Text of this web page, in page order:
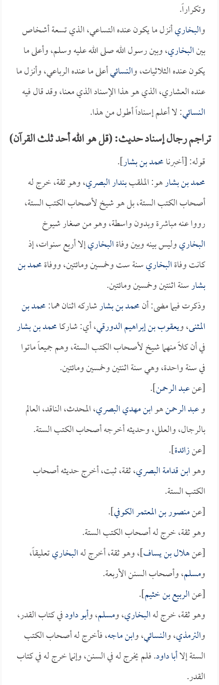
وتكراراً.
والبخاريأنزل ما يكون عنده التساعي، الذي تسعة أشخاص
بينالبخاري، وبين رسول الله صلى الله عليه وسلم، وأعلى ما
يكون عنده الثلاثيات، والنسائيأعلى ما عنده الرباعي، وأنزل ما
عنده العشاري، الذي هو هذا الإسناد الذي معنا، وقد قال فيه
النسائي: لا أعلم إسناداً أطول من هذا.
تراجم رجال إسناد حديث: (قل هو الله أحد ثلث القرآن)
قوله: [أخبرنامحمد بن بشار].
محمد بن بشارهو: الملقببندار البصري، وهو ثقة، خرج له
أصحاب الكتب الستة، بل هو شيخ لأصحاب الكتب الستة،
رووا عنه مباشرة وبدون واسطة، وهو من صغار شيوخ
البخاريوليس بينه وبين وفاةالبخاريإلا أربع سنوات، إذ
كانت وفاةالبخاريسنة ست وخمسين ومائتين، ووفاةمحمد بن
بشارسنة اثنتين وخمسين ومائتين.
وذكرت فيما مضى: أنمحمد بن بشارشاركه اثنان هما:محمد بن
المثنى، ويعقوب بن إبراهيم الدورقي، أي: شاركامحمد بن بشار
في أن كلاً منهما شيخ لأصحاب الكتب الستة، وهم جميعاً ماتوا
في سنة واحدة، وهي سنة اثنتين وخمسين ومائتين.
[عنعبد الرحمن].
وعبد الرحمنهوابن مهدي البصري، المحدث، الناقد، العالم
بالرجال، والعلل، وحديثه أخرجه أصحاب الكتب الستة.
[عنزائدة].
وهوابن قدامة البصري، ثقة، ثبت، أخرج حديثه أصحاب
الكتب الستة.
[عنمنصور بن المعتمر الكوفي].
وهو ثقة، خرج له أصحاب الكتب الستة.
[عنهلال بن يساف]، وهو ثقة، أخرج لهالبخاريتعليقاً،
ومسلم، وأصحاب السنن الأربعة.
[عنالربيع بن خثيم].
وهو ثقة، خرج لهالبخاري، ومسلم، وأبو داودفي كتاب القدر،
والترمذي، والنسائي، وابن ماجه، فأخرج له أصحاب الكتب
الستة إلاأبا داود. فلم يخرج له في السنن، وإنما خرج له في كتاب
القدر.